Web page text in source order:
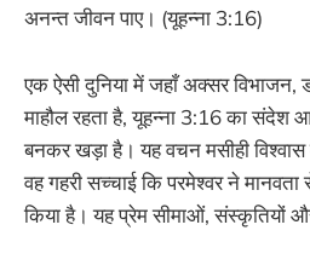
अनन्त जीवन पाए। (यूहन्ना 3:16)
एक ऐसी दुनिया में जहाँ अक्सर विभाजन,
माहौल रहता है, यूहन्ना 3:16 का
बनकर खड़ा है। यह वचन मसीही
वह गहरी सच्चाई कि परमेश्वर ने
किया है। यह प्रेम सीमाओं, संस्कृतियों